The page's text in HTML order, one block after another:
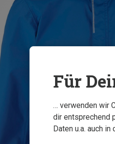
Für
… verwenden wir
dir entsprechend
Daten u.a. auch